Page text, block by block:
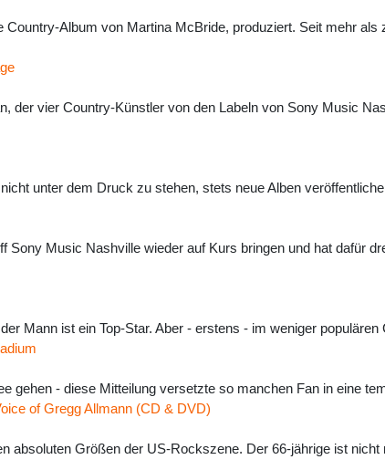
Album von Martina McBride, produziert. Seit mehr
der vier Country-Künstler von den Labeln von Sony Music
unter dem Druck zu stehen, stets neue Alben
Music Nashville wieder auf Kurs bringen und hat dafür
Mann ist ein Top-Star. Aber - erstens - im weniger
gehen - diese Mitteilung versetzte so manchen Fan in eine
of Gregg Allmann (CD & DVD)
absoluten Größen der US-Rockszene. Der 66-jährige ist